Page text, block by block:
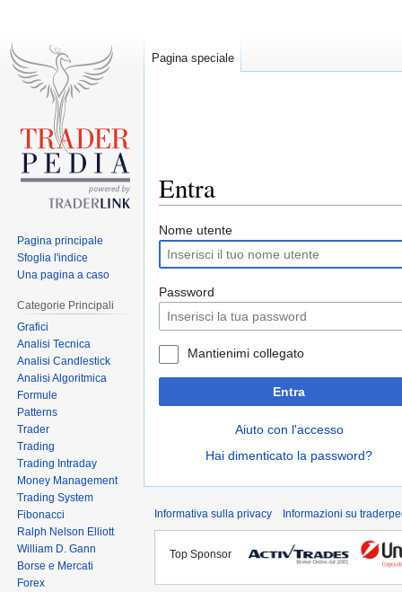
Entra
Jump
to
navigation
Jump
to
search
Nome utente
Password
Mantienimi collegato
Entra
Aiuto con l'accesso
Hai dimenticato la password?
Pagina speciale
Pagina principale
Sfoglia l'indice
Una pagina a caso
Categorie Principali
Grafici
Analisi Tecnica
Analisi Candlestick
Analisi Algoritmica
Formule
Patterns
Trader
Trading
Trading Intraday
Money Management
Trading System
Fibonacci
Ralph Nelson Elliott
William D. Gann
Borse e Mercati
Forex
Informativa sulla privacy Informazioni su
Top Sponsor